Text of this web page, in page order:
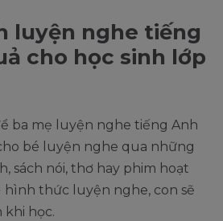
luyện nghe tiếng
cho học sinh lớp
ba mẹ luyện nghe tiếng Anh
bé luyện nghe qua những
sách nói, thơ hay phim hoạt
hình thức luyện nghe, con sẽ
khi học.